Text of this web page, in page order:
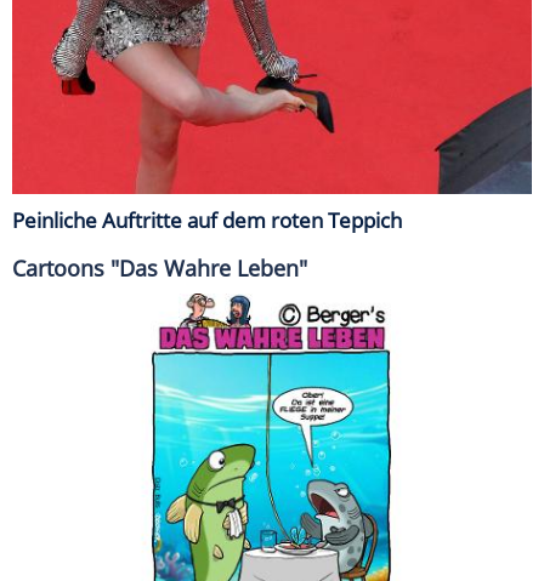
Peinliche Auftritte auf dem roten Teppich
Cartoons "Das Wahre Leben"